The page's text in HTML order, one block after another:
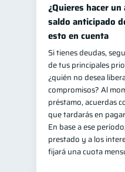
¿Quieres hacer
saldo anticipado
esto en cuenta
Si tienes deudas,
de tus principales
¿quién no desea
compromisos? Al
préstamo, acuerdas
que tardarás en
En base a ese
prestado y a los
fijará una cuota